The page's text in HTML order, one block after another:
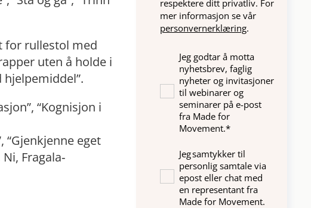
for rullestol med
uten å holde i
hjelpemiddel”.
“Kognisjon i
“Gjenkjenne eget
Fragala‐
respektere ditt privatliv. For
mer informasjon se vår
personvernerklæring.
Jeg godtar å motta
nyhetsbrev, faglig
nyheter og invitasjoner
til webinarer og
seminarer på e-post
fra Made for
Movement.*
Jeg samtykker til
personlig samtale via
epost eller chat med
en representant fra
Made for Movement.